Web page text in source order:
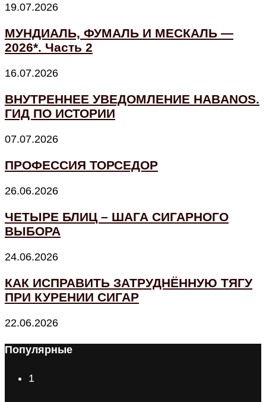
19.07.2026
МУНДИАЛЬ, ФУМАЛЬ И МЕСКАЛЬ —
2026*. Часть 2
16.07.2026
ВНУТРЕННЕЕ УВЕДОМЛЕНИЕ HABANOS.
ГИД ПО ИСТОРИИ
07.07.2026
ПРОФЕССИЯ ТОРСЕДОР
26.06.2026
ЧЕТЫРЕ БЛИЦ – ШАГА СИГАРНОГО
ВЫБОРА
24.06.2026
КАК ИСПРАВИТЬ ЗАТРУДНЁННУЮ ТЯГУ
ПРИ КУРЕНИИ СИГАР
22.06.2026
Популярные
1